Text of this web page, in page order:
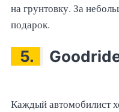
на грунтовку. За
подарок.
5.
Каждый автомобилист